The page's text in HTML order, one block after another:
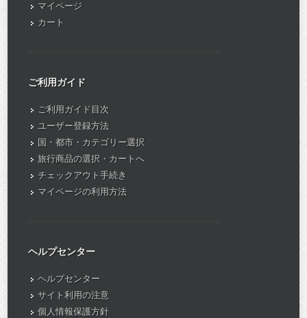
マイページ
カート
ご利用ガイド
ご利用ガイド目次
ユーザー登録方法
国・都市・カテゴリー選択
旅行商品の選択・カートへ
チェックアウト手続き
マイページの利用方法
ヘルプセンター
ヘルプセンター
サイト利用の注意
個人情報保護方針